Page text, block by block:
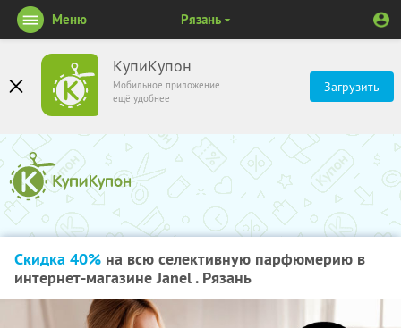
КупиКупон
Мобильное приложение
ещё удобнее
Загрузить
Меню Рязань
Скидка 40% на всю селективную парфюмерию в
интернет-магазине Janel . Рязань